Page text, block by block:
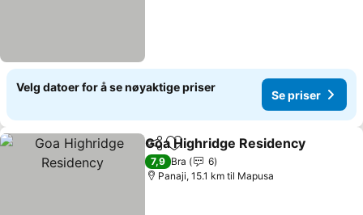
Velg datoer for å se nøyaktige priser
Se priser
Del Legg til i favoritter
Goa Highridge Residency
7,9 Bra
6
Panaji, 15.1 km til Mapusa